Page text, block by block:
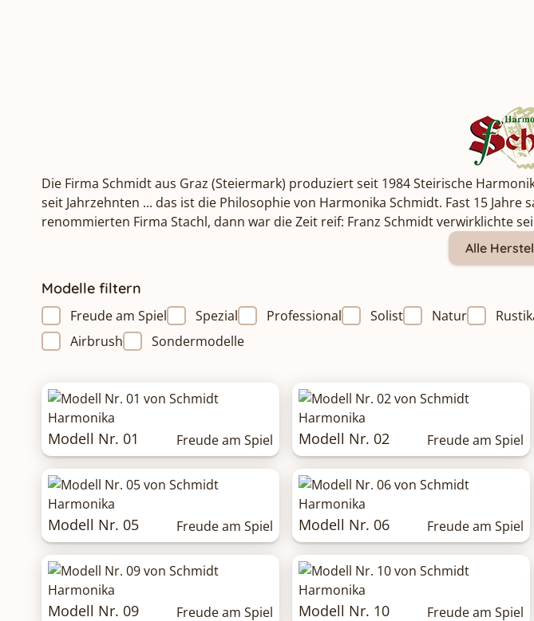
Die Firma Schmidt aus Graz (Steiermark) produziert seit 1984 Steirische
seit Jahrzehnten ... das ist die Philosophie von Harmonika Schmidt. Fast 15
renommierten Firma Stachl, dann war die Zeit reif: Franz Schmidt verwirklichte
Alle
Modelle filtern
Freude am Spiel Spezial Professional Solist Natur
Airbrush
Sondermodelle
Modell Nr. 01 Freude am Spiel Modell Nr. 02 Freude am Spiel
Modell Nr. 05 Freude am Spiel Modell Nr. 06 Freude am Spiel
Modell Nr. 09 Freude am Spiel Modell Nr. 10 Freude am Spiel